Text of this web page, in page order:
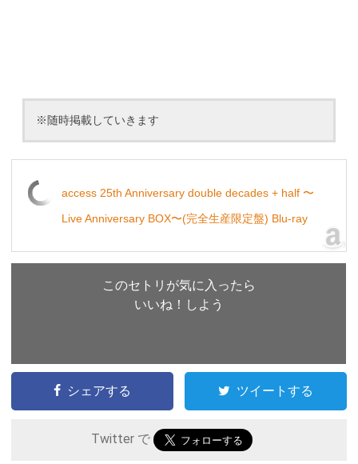
※随時掲載していきます
access 25th Anniversary double decades + half 〜
Live Anniversary BOX〜(完全生産限定盤) Blu-ray
このセトリが気に入ったら
いいね！しよう
シェアする ツイートする
Twitter で